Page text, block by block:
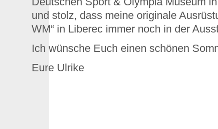
und stolz, dass meine originale
WM“ in Liberec immer noch in der
Ich wünsche Euch einen schönen
Eure Ulrike